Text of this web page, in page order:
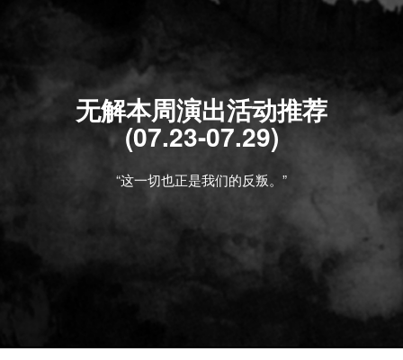
无解本周演出活动推荐
(07.23-07.29)
“这一切也正是我们的反叛。”